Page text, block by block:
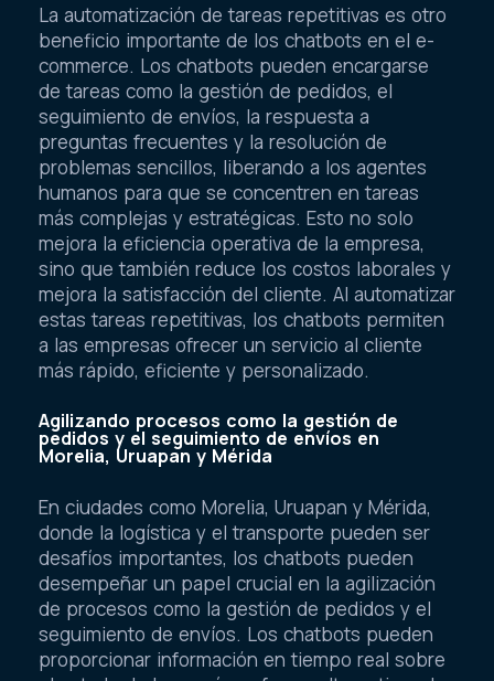
La automatización de tareas repetitivas es otro
beneficio importante de los chatbots en el e-
commerce. Los chatbots pueden encargarse
de tareas como la gestión de pedidos, el
seguimiento de envíos, la respuesta a
preguntas frecuentes y la resolución de
problemas sencillos, liberando a los agentes
humanos para que se concentren en tareas
más complejas y estratégicas. Esto no solo
mejora la eficiencia operativa de la empresa,
sino que también reduce los costos laborales y
mejora la satisfacción del cliente. Al automatizar
estas tareas repetitivas, los chatbots permiten
a las empresas ofrecer un servicio al cliente
más rápido, eficiente y personalizado.
Agilizando procesos como la gestión de
pedidos y el seguimiento de envíos en
Morelia, Uruapan y Mérida
En ciudades como Morelia, Uruapan y Mérida,
donde la logística y el transporte pueden ser
desafíos importantes, los chatbots pueden
desempeñar un papel crucial en la agilización
de procesos como la gestión de pedidos y el
seguimiento de envíos. Los chatbots pueden
proporcionar información en tiempo real sobre